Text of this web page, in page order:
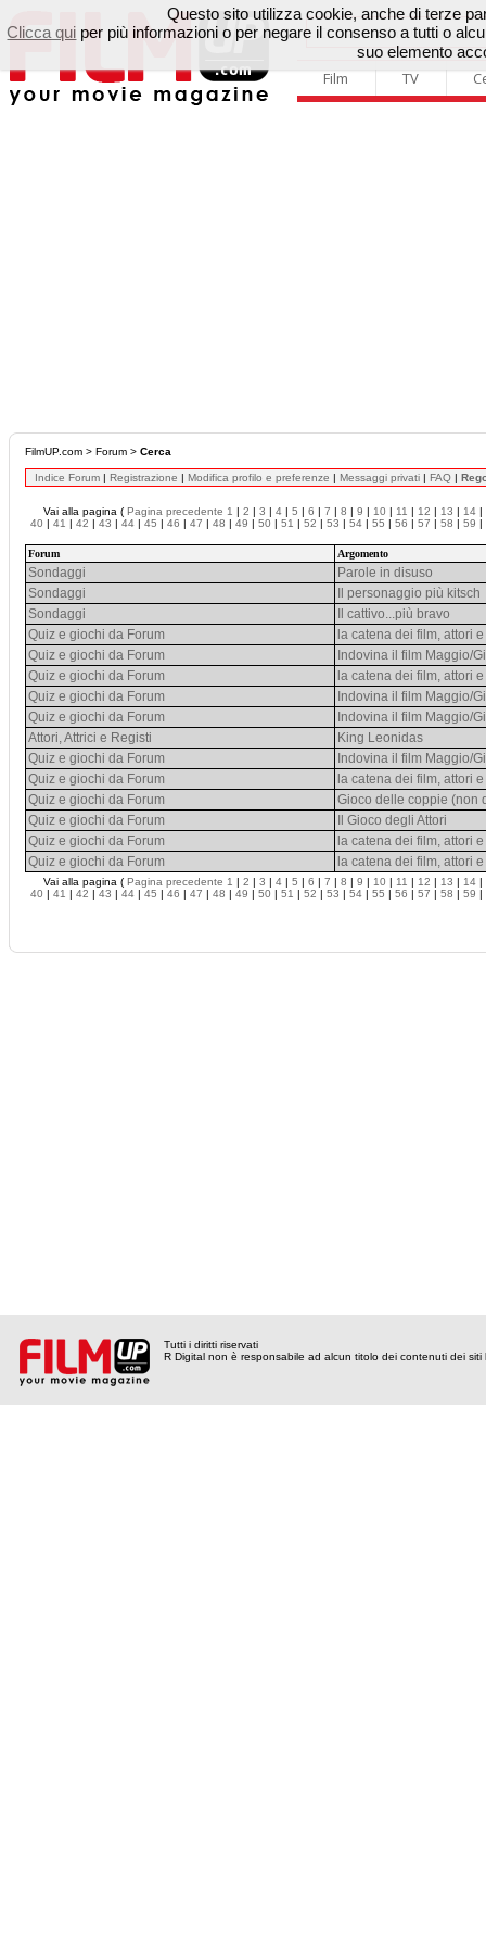
Film TV
FilmUP.com > Forum > Cerca
Indice Forum | Registrazione | Modifica profilo e preferenze | Messaggi privati | FAQ |
Vai alla pagina ( Pagina precedente 1 | 2 | 3 | 4 | 5 | 6 | 7 | 8 | 9 | 10 | 11 | 12 | 13 | 14 |
40 | 41 | 42 | 43 | 44 | 45 | 46 | 47 | 48 | 49 | 50 | 51 | 52 | 53 | 54 | 55 | 56 | 57 | 58 | 59 |
Forum Argomento
Sondaggi
Parole in disuso
Sondaggi
Il personaggio più kitsch
Sondaggi
Il cattivo...più bravo
Quiz e giochi da Forum
la catena dei film, attori
Quiz e giochi da Forum
Indovina il film Maggio/
Quiz e giochi da Forum
la catena dei film, attori
Quiz e giochi da Forum
Indovina il film Maggio/
Quiz e giochi da Forum
Indovina il film Maggio/
Attori, Attrici e Registi
King Leonidas
Quiz e giochi da Forum
Indovina il film Maggio/
Quiz e giochi da Forum
la catena dei film, attori
Quiz e giochi da Forum
Gioco delle coppie (non
Quiz e giochi da Forum
Il Gioco degli Attori
Quiz e giochi da Forum
la catena dei film, attori
Quiz e giochi da Forum
la catena dei film, attori
Vai alla pagina ( Pagina precedente 1 | 2 | 3 | 4 | 5 | 6 | 7 | 8 | 9 | 10 | 11 | 12 | 13 | 14 |
40 | 41 | 42 | 43 | 44 | 45 | 46 | 47 | 48 | 49 | 50 | 51 | 52 | 53 | 54 | 55 | 56 | 57 | 58 | 59 |
Tutti i diritti riservati
R Digital non è responsabile ad alcun titolo dei contenuti dei siti
Questo sito utilizza cookie, anche di terze
Clicca qui per più informazioni o per negare il consenso a tutti o
suo elemento